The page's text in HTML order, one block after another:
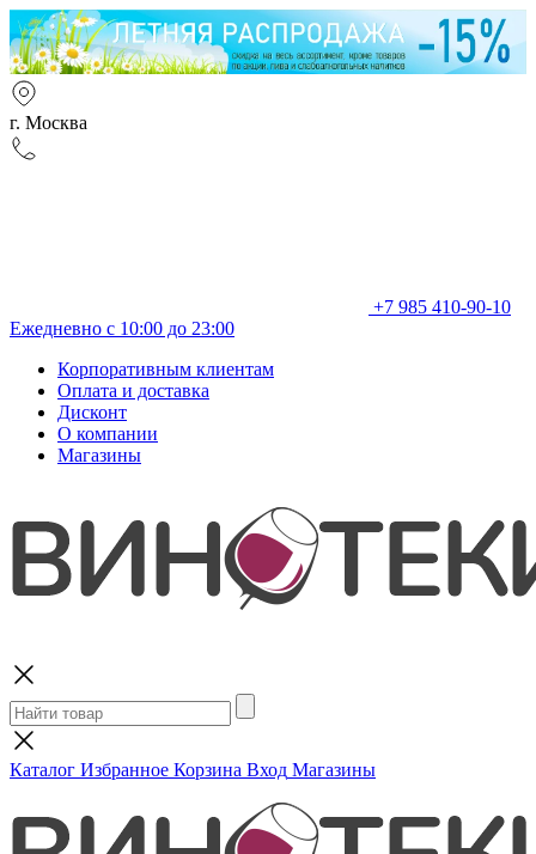
г. Москва
+7 985 410-90-10
Ежедневно с 10:00 до 23:00
Корпоративным клиентам
Оплата и доставка
Дисконт
О компании
Магазины
Каталог Избранное Корзина Вход Магазины